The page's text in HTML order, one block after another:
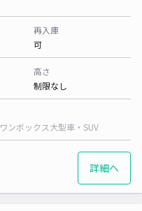
再入庫
可
高さ
制限なし
ワンボックス大型車・SUV
詳細へ